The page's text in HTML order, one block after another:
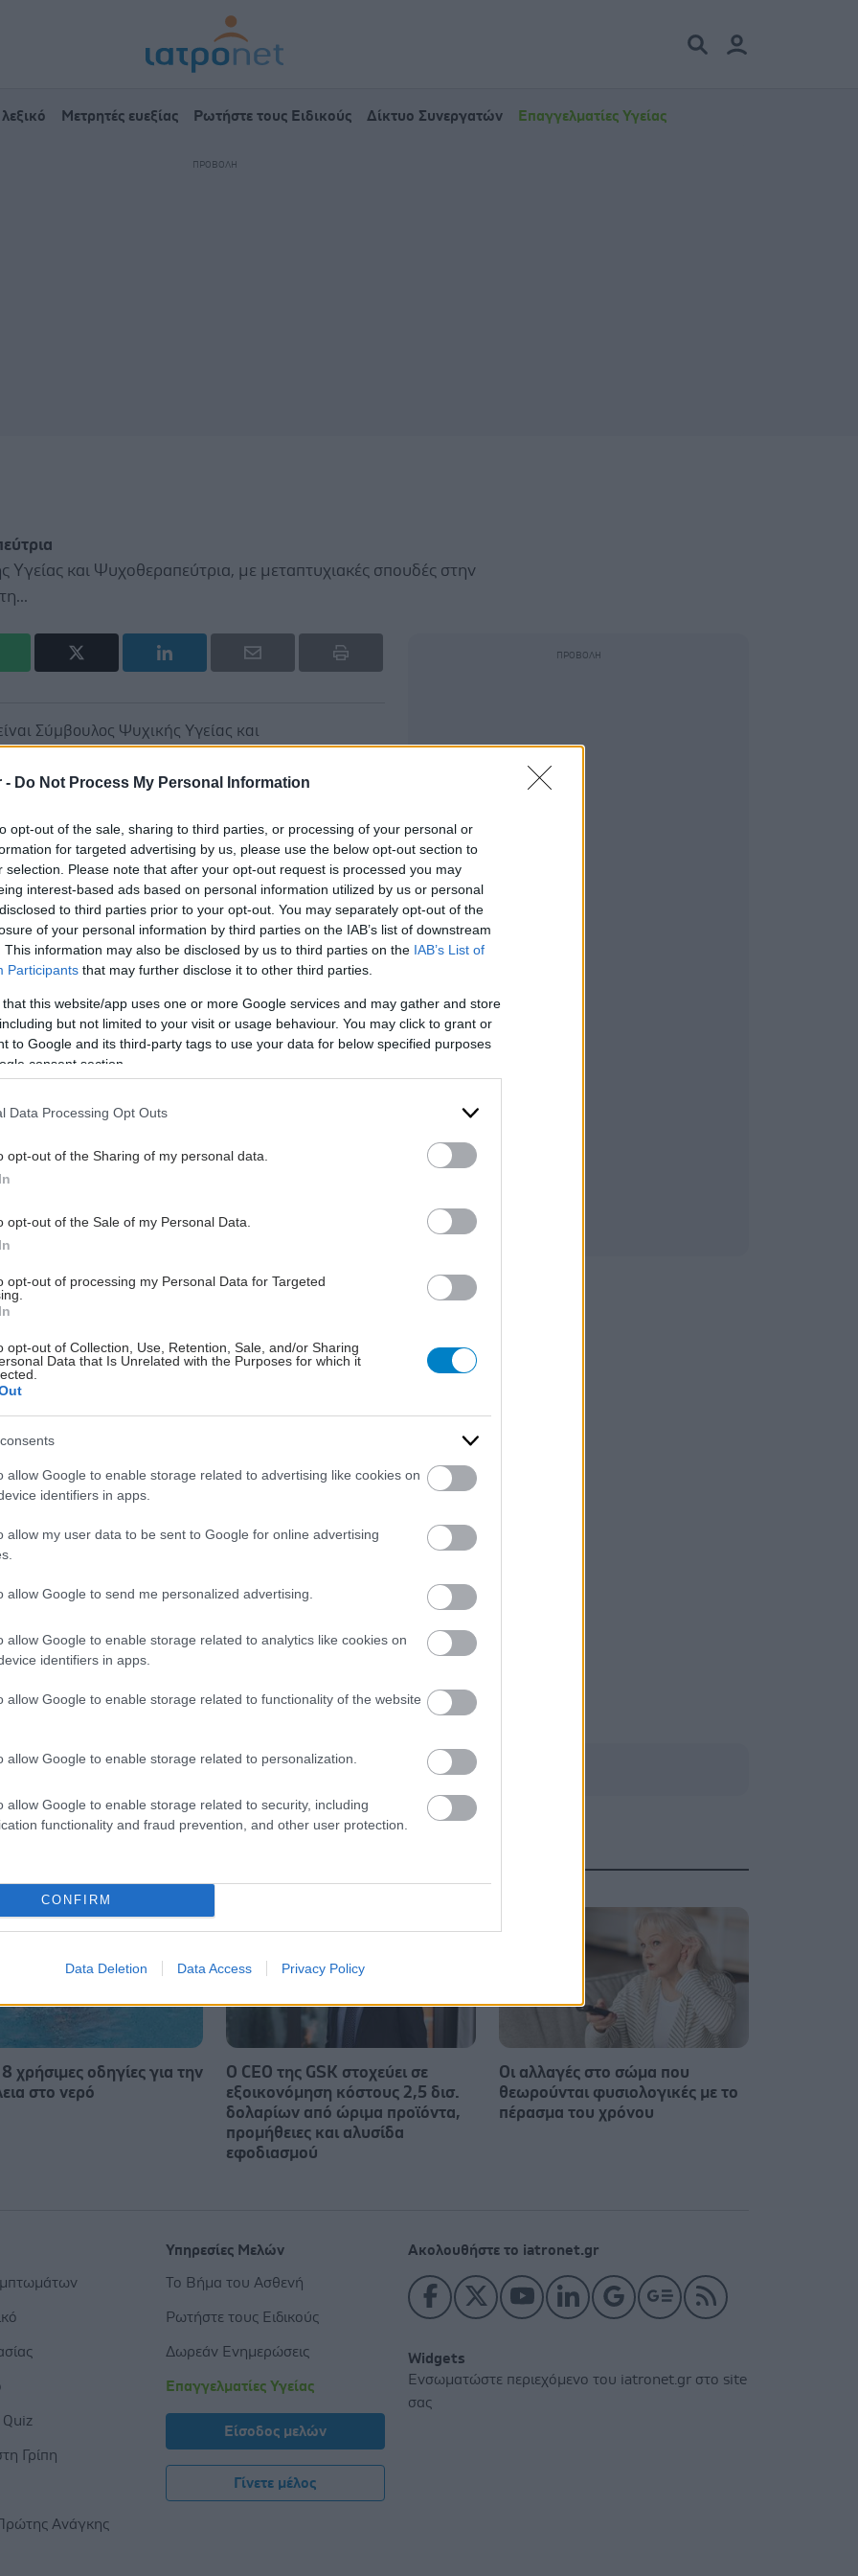
- Do Not Process My Personal Information
opt-out of the sale, sharing to third parties, or processing of your personal or
for targeted advertising by us, please use the below opt-out section to
selection. Please note that after your opt-out request is processed you may
interest-based ads based on personal information utilized by us or personal
to third parties prior to your opt-out. You may separately opt-out of the
of your personal information by third parties on the IAB’s list of downstream
This information may also be disclosed by us to third parties on the IAB’s List of
Participants that may further disclose it to other third parties.
that this website/app uses one or more Google services and may gather and store
but not limited to your visit or usage behaviour. You may click to grant or
to Google and its third-party tags to use your data for below specified purposes
consent section.
Data Processing Opt Outs
opt-out of the Sharing of my personal data.
opt-out of the Sale of my Personal Data.
opt-out of processing my Personal Data for Targeted
opt-out of Collection, Use, Retention, Sale, and/or Sharing
Data that Is Unrelated with the Purposes for which it
allow Google to enable storage related to advertising like cookies on
identifiers in apps.
allow my user data to be sent to Google for online advertising
allow Google to send me personalized advertising.
allow Google to enable storage related to analytics like cookies on
identifiers in apps.
allow Google to enable storage related to functionality of the website
allow Google to enable storage related to personalization.
allow Google to enable storage related to security, including
functionality and fraud prevention, and other user protection.
CONFIRM
Data Deletion Data Access Privacy Policy
λεξικό Μετρητές ευεξίας Ρωτήστε τους Ειδικούς Δίκτυο Συνεργατών Επαγγελματίες Υγείας
Υγείας και Ψυχοθεραπεύτρια, με μεταπτυχιακές σπουδές στην
Σύμβουλος Ψυχικής Υγείας και
και τη Συγκριτική λογοτεχνία-Δραματουργικές
στο Σύλλογο Καρκινοπαθών, Εθελοντών,
Αθηνών», εκπαιδεύτρια της ομάδας εθελοντών
με καρκίνο και εθελόντρια. Έχει υποστηρίξει
με καρκίνο και τους φροντιστές τους κι έχει
επίγνωσης και ψυχολογικής στήριξης γυναικών και
Δήμους Πετρούπολης και Παλαιού Φαλήρου.
και παράλληλα δραστηριοποιείται στο χώρο
σε ατομική ή ομαδική συνθήκη (συλλογικότητες) με
του κοινωνικού στίγματος. Περισσότερες
ίδια και την αρθρογραφία της βρίσκετε στην
στο
μου πρόσωπο
χρήσιμες οδηγίες για την
στο νερό
Ο CEO της GSK στοχεύει σε
εξοικονόμηση κόστους 2,5 δισ.
δολαρίων από ώριμα προϊόντα,
προμήθειες και αλυσίδα
εφοδιασμού
Οι αλλαγές στο σώμα που
θεωρούνται φυσιολογικές με το
πέρασμα του χρόνου
Ακολουθήστε το iatronet.gr
Widgets
Ενσωματώστε περιεχόμενο του iatronet.gr στο site
σας
Quiz
Γρίπη
Ανάγκης
Υπηρεσίες Μελών
Το Βήμα του Ασθενή
Ρωτήστε τους Ειδικούς
Δωρεάν Ενημερώσεις
Επαγγελματίες Υγείας
Είσοδος μελών
Γίνετε μέλος